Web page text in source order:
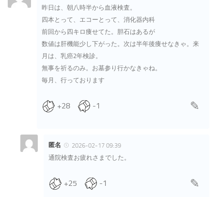
昨日は、朝八時半から血液検査。
四本とって、エコーとって、消化器内科
前回から四キロ痩せてた。胆石はあるが
数値は肝機能少し下がった。次は半年後痩せなきゃ。来
月は、乳癌2年検診。
無事を祈るのみ。お墓参り行かなきゃね。
毎月、行っております
+28 -1
匿名
2026-02-17 09:39
通院検査お疲れさまでした。
+25 -1